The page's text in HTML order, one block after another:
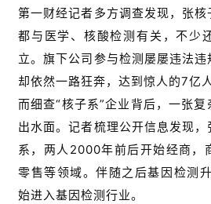
第一财经记者多方调查发现，张
都与医学、核酸检测有关，不少
立。旗下公司参与检测屡屡违法
却依然一路狂奔，达到惊人的7亿人
而细查“核子系”企业背后，一张
出水面。记者梳理公开信息发现
系，两人2000年前后开始经商，
零售等领域。伴随之后基因检测
始进入基因检测行业。